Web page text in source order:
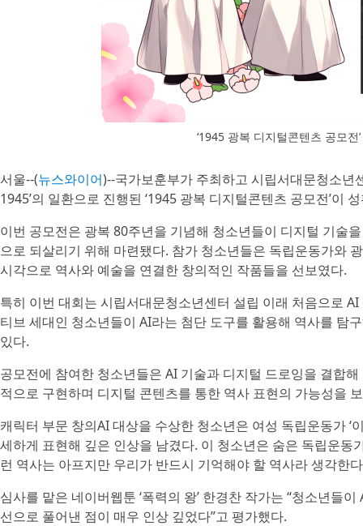
‘1945 광복 디지털콘텐츠 공모
서울--(뉴스와이어)--국가보훈부가 주최하고 시립서대문청소년
1945’의 일환으로 진행된 ‘1945 광복 디지털콘텐츠 공모전’이
이번 공모전은 광복 80주년을 기념해 청소년들이 디지털 기술
으로 되살리기 위해 마련됐다. 참가 청소년들은 독립운동가와
시각으로 역사와 예술을 연결한 창의적인 작품들을 선보였다.
특히 이번 대회는 시립서대문청소년센터 설립 이래 처음으로
티브 세대인 청소년들이 AI라는 첨단 도구를 활용해 역사를 탐
있다.
공모전에 참여한 청소년들은 AI 기술과 디지털 드로잉을 결합
적으로 구현하며 디지털 콘텐츠를 통한 역사 표현의 가능성을
캐릭터 부문 창의AI 대상을 수상한 청소년은 여성 독립운동가
세하게 표현해 깊은 인상을 남겼다. 이 청소년은 숨은 독립운
런 역사는 아프지만 우리가 반드시 기억해야 할 역사라 생각한
심사를 맡은 네이버웹툰 ‘폭력의 왕’ 한경찬 작가는 “청소년들
선으로 풀어낸 점이 매우 인상 깊었다”고 평가했다.